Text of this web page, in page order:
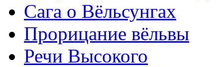
Сага о Вёльсунгах
Прорицание вёльвы
Речи Высокого